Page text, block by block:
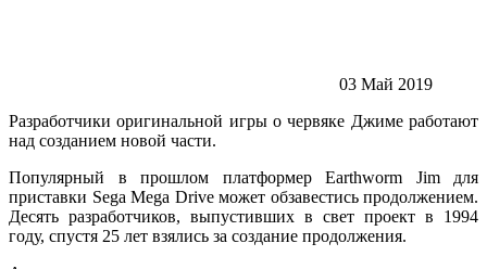
03 Май 2019
Разработчики оригинальной игры о червяке Джиме работают
над созданием новой части.
Популярный в прошлом платформер Earthworm Jim для
приставки Sega Mega Drive может обзавестись продолжением.
Десять разработчиков, выпустивших в свет проект в 1994
году, спустя 25 лет взялись за создание продолжения.